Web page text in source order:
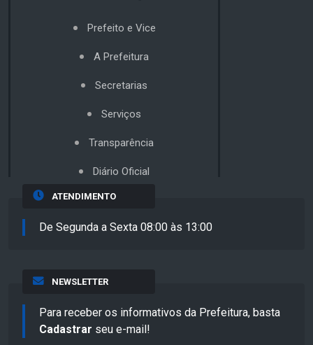
Prefeito e Vice
A Prefeitura
Secretarias
Serviços
Transparência
Diário Oficial
ATENDIMENTO
De Segunda a Sexta 08:00 às 13:00
NEWSLETTER
Para receber os informativos da Prefeitura, basta
Cadastrar seu e-mail!